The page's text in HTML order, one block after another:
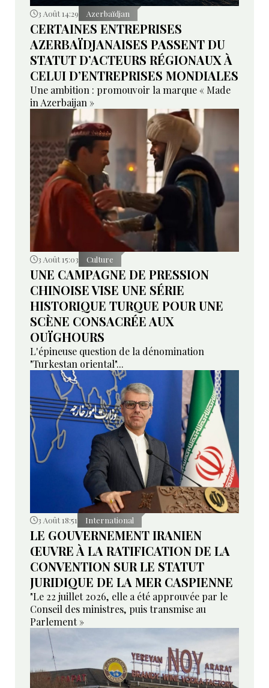
3 Août 14:29 Azerbaïdjan
CERTAINES ENTREPRISES
AZERBAÏDJANAISES PASSENT DU
STATUT D’ACTEURS RÉGIONAUX À
CELUI D’ENTREPRISES MONDIALES
Une ambition : promouvoir la marque « Made
in Azerbaijan »
3 Août 15:03 Culture
UNE CAMPAGNE DE PRESSION
CHINOISE VISE UNE SÉRIE
HISTORIQUE TURQUE POUR UNE
SCÈNE CONSACRÉE AUX
OUÏGHOURS
L'épineuse question de la dénomination
"Turkestan oriental"...
3 Août 18:51 International
LE GOUVERNEMENT IRANIEN
ŒUVRE À LA RATIFICATION DE LA
CONVENTION SUR LE STATUT
JURIDIQUE DE LA MER CASPIENNE
"Le 22 juillet 2026, elle a été approuvée par le
Conseil des ministres, puis transmise au
Parlement »